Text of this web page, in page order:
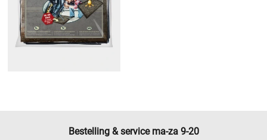
Bestelling & service ma-za 9-20